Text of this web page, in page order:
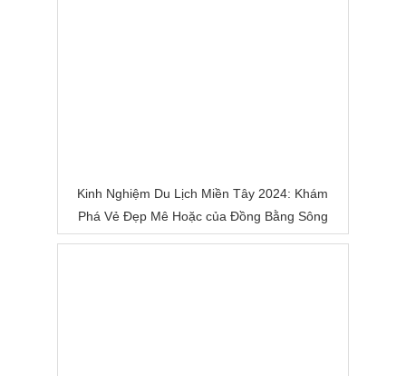
Kinh Nghiệm Du Lịch Miền Tây 2024: Khám
Phá Vẻ Đẹp Mê Hoặc của Đồng Bằng Sông
Nước